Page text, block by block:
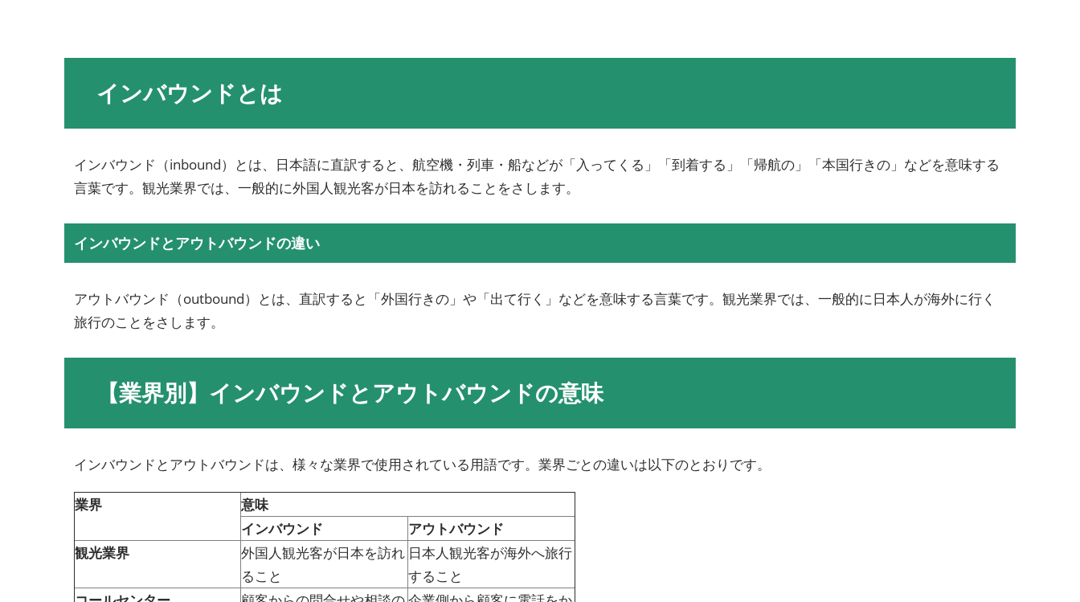
インバウンドとは
インバウンド（inbound）とは、日本語に直訳すると、航空機・列車・船などが「入ってくる」「到着する」「帰航の」「本国行きの」などを意味する
言葉です。観光業界では、一般的に外国人観光客が日本を訪れることをさします。
インバウンドとアウトバウンドの違い
アウトバウンド（outbound）とは、直訳すると「外国行きの」や「出て行く」などを意味する言葉です。観光業界では、一般的に日本人が海外に行く
旅行のことをさします。
【業界別】インバウンドとアウトバウンドの意味
インバウンドとアウトバウンドは、様々な業界で使用されている用語です。業界ごとの違いは以下のとおりです。
業界
意味
インバウンド
アウトバウンド
観光業界
外国人観光客が日本を訪れ
ること
日本人観光客が海外へ旅行
すること